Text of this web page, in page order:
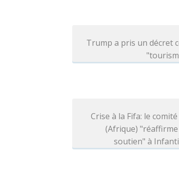
Trump a pris un décret
Crise à la Fifa: le
(Afrique)
soutien" à